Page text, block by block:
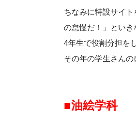
ちなみに特設サイ
の怠慢だ！」といき
4年生で役割分担を
その年の学生さんの
■油絵学科